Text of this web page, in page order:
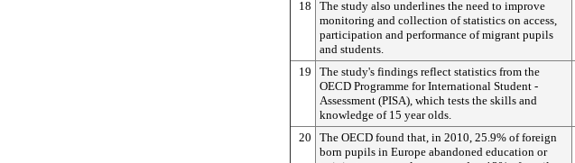
18
The study also underlines the need to improve
monitoring and collection of statistics on access,
participation and performance of migrant pupils
and students.
19
The study's findings reflect statistics from the
OECD Programme for International Student -
Assessment (PISA), which tests the skills and
knowledge of 15 year olds.
20
The OECD found that, in 2010, 25.9% of foreign
born pupils in Europe abandoned education or